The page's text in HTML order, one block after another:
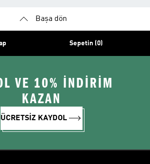
Başa dön
Sepetin (0)
VE 10% İNDİRİM
KAZAN
ÜCRETSİZ KAYDOL